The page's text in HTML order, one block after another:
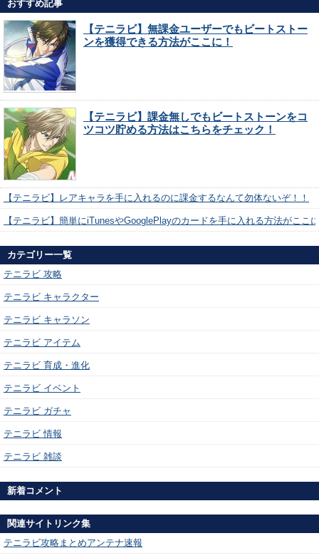
おすすめ記事
【テニラビ】無課金ユーザーでもビートストー
ンを獲得できる方法がここに！
【テニラビ】課金無しでもビートストーンをコ
ツコツ貯める方法はこちらをチェック！
【テニラビ】レアキャラを手に入れるのに課金するなんて勿体ないぞ！！
【テニラビ】簡単にiTunesやGooglePlayのカードを手に入れる方法がここ
カテゴリー一覧
テニラビ 攻略
テニラビ キャラクター
テニラビ キャラソン
テニラビ アイテム
テニラビ 育成・進化
テニラビ イベント
テニラビ ガチャ
テニラビ 情報
テニラビ 雑談
新着コメント
関連サイトリンク集
テニラビ攻略まとめアンテナ速報